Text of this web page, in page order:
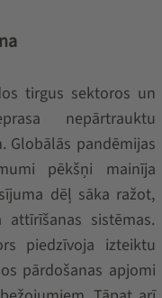
tirgus sektoros un
nepārtrauktu
Globālās pandēmijas
pēkšņi mainīja
dēļ sāka ražot,
sistēmas.
piedzīvoja izteiktu
pārdošanas apjomi